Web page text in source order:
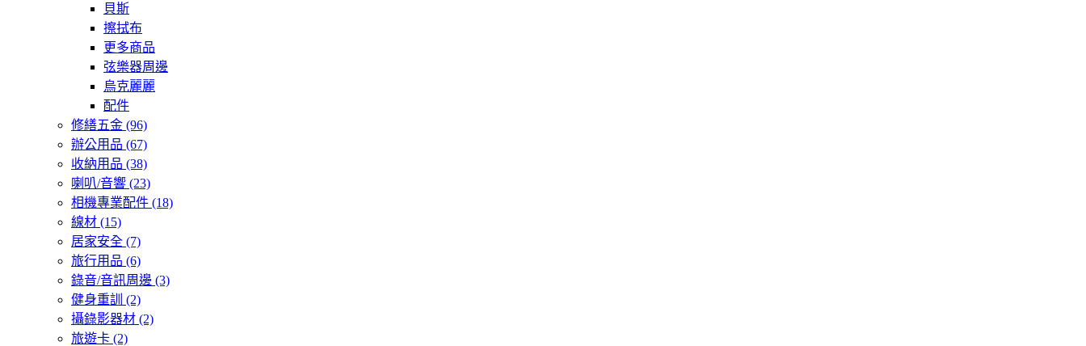
貝斯
擦拭布
更多商品
弦樂器周邊
烏克麗麗
配件
修繕五金 (96)
辦公用品 (67)
收納用品 (38)
喇叭/音響 (23)
相機專業配件 (18)
線材 (15)
居家安全 (7)
旅行用品 (6)
錄音/音訊周邊 (3)
健身重訓
(2)
攝錄影器材 (2)
旅遊卡 (2)